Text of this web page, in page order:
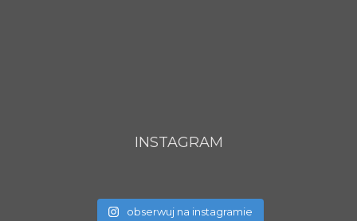
INSTAGRAM
obserwuj na instagramie